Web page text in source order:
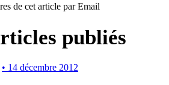
de cet article par Email
publiés
• 14 décembre 2012